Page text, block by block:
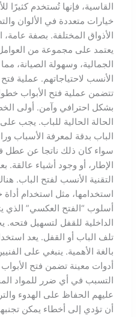
القاسية، فإنها تُستخدم كثيرًا للأبواب
خيارات متعددة في الألوان
الأذواق المختلفة. بصفة عامة،
يعتمد على مجموعة من العوامل بما
الجمالية، وسهولة الصيانة، مما يتيح
الأنسب لاحتياجاتهم. عملية فتح
تتضمن عملية فتح الأبواب خطوات
بشكل احترافي وآمن. أولى الخطوات
الحالة الحالية للباب. يجب على
الباب بدقة لمعرفة الأسباب وراء
سواء كان ذلك ناتجا عن عطل في
الإطار، أو وجود أشياء عالقة. بعد
التقنية الأنسب لفتح الباب. هناك
استخدامها، مثل استخدام أداة خاصة
أسلوب “الفتح العكسي” الذي يتضمن
الداخلية للقفل لتسهيل فتحه. يجب
تلف الباب أو القفل. يعد استخدام
بالغة الأهمية. ينبغي على الفنيين
أدوات معينة تضمن فتح الأبواب
التسبب في أي ضرر للمواد المحيطة.
عليهم الحفاظ على الهدوء
أن تؤدي إلى أخطاء يمكن تجنبها. عند